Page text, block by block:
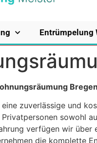
Entrümpelung
zuverlässige und
Privatpersonen sowohl
verfügen wir über
die komplette